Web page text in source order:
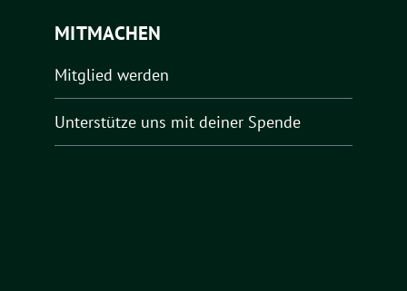
MITMACHEN
Mitglied werden
Unterstütze uns mit deiner Spende